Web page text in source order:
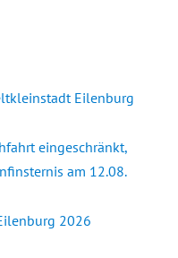
Eilenburg
eingeschränkt,
am 12.08.
2026